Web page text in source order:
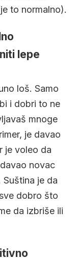
to normalno).
lepe
loš. Samo
i dobri to ne
mnoge
je davao
je voleo da
novac
je da
dobro što
da izbriše ili